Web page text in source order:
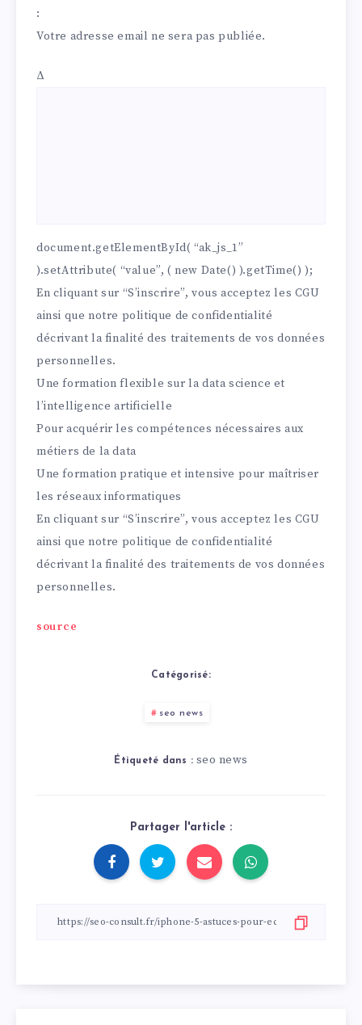
:
Votre adresse email ne sera pas publiée.
Δ
document.getElementById( “ak_js_1”
).setAttribute( “value”, ( new Date() ).getTime() );
En cliquant sur “S’inscrire”, vous acceptez les CGU
ainsi que notre politique de confidentialité
décrivant la finalité des traitements de vos données
personnelles.
Une formation flexible sur la data science et
l’intelligence artificielle
Pour acquérir les compétences nécessaires aux
métiers de la data
Une formation pratique et intensive pour maîtriser
les réseaux informatiques
En cliquant sur “S’inscrire”, vous acceptez les CGU
ainsi que notre politique de confidentialité
décrivant la finalité des traitements de vos données
personnelles.
source
Catégorisé:
seo news
Étiqueté dans : seo news
Partager l'article :